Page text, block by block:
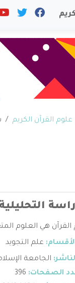
علوم القرآن الكريم
القرآن هي العلوم
علم التجويد
الجامعة
الصفحات: